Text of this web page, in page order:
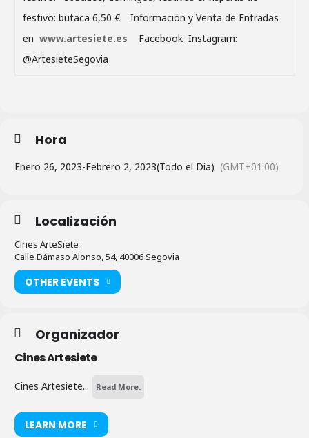
festivo: butaca 6,50 €. Información y Venta de Entradas
enwww.artesiete.es Facebook Instagram:
@ArtesieteSegovia
Hora
Enero 26, 2023-Febrero 2, 2023(Todo el Día) (GMT+01:00)
Localización
Cines ArteSiete
Calle Dámaso Alonso, 54, 40006 Segovia
OTHER EVENTS
Organizador
Cines Artesiete
Cines Artesiete... Read More.
LEARN MORE